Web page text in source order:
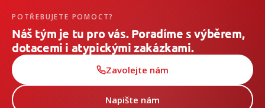
POTŘEBUJETE POMOCT?
Náš tým je tu pro vás. Poradíme s výběrem,
dotacemi i atypickými zakázkami.
Zavolejte nám
Napište nám